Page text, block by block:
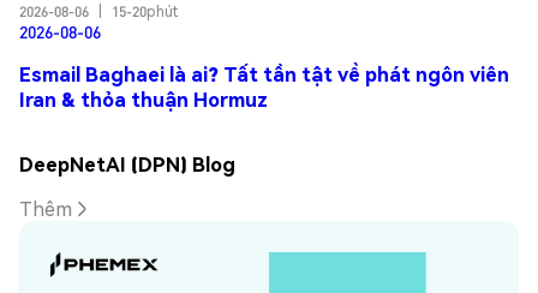
2026-08-06
15-20phút
2026-08-06
Esmail Baghaei là ai? Tất tần tật về phát ngôn viên
Iran & thỏa thuận Hormuz
DeepNetAI (DPN) Blog
Thêm